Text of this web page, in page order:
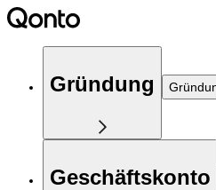
Gründung
Geschäftskonto